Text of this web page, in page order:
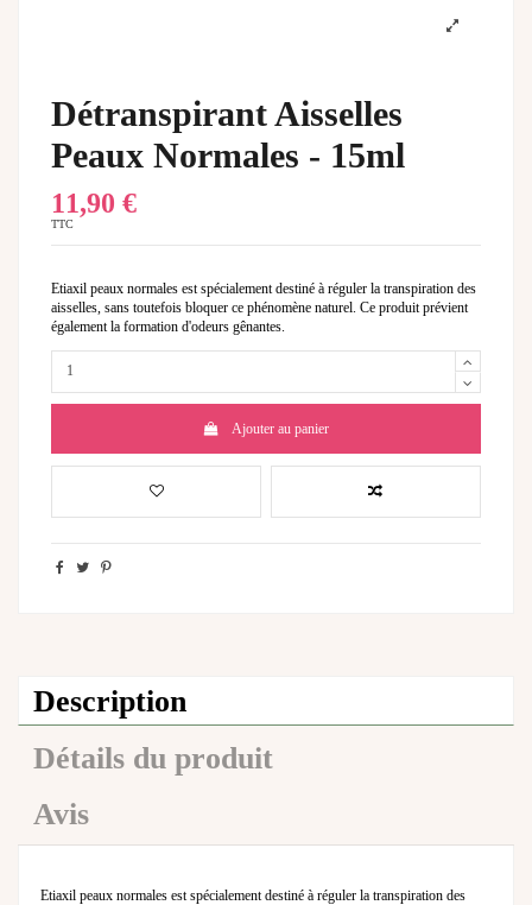
Détranspirant Aisselles
Peaux Normales - 15ml
11,90 €
TTC
Etiaxil peaux normales est spécialement destiné à réguler la transpiration des
aisselles, sans toutefois bloquer ce phénomène naturel. Ce produit prévient
également la formation d'odeurs gênantes.
Ajouter au panier
Description
Détails du produit
Avis
Etiaxil peaux normales est spécialement destiné à réguler la transpiration des